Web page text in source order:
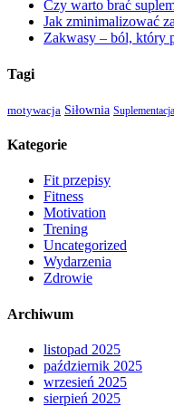
Czy warto brać
Jak zminimalizować
Zakwasy – ból, który
Tagi
motywacja Siłownia Suplementacja
Kategorie
Fit przepisy
Fitness
Motivation
Trening
Uncategorized
Wydarzenia
Zdrowie
Archiwum
listopad 2025
październik 2025
wrzesień 2025
sierpień 2025